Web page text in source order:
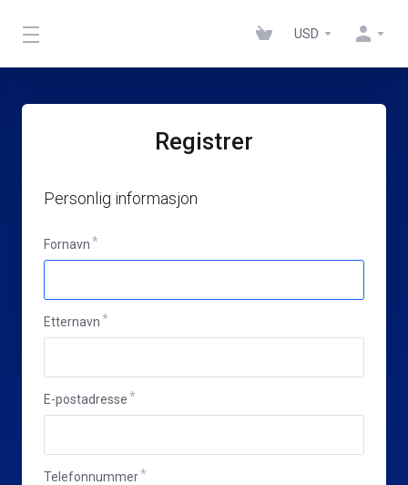
USD
Registrer
Personlig informasjon
Fornavn
Etternavn
E-postadresse
Telefonnummer